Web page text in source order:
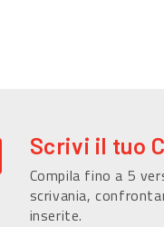
Scrivi il tuo
Compila fino a 5
scrivania,
inserite.